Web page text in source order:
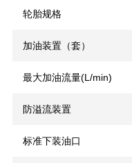
轮胎规格
加油装置（套）
最大加油流量(L/min)
防溢流装置
标准下装油口